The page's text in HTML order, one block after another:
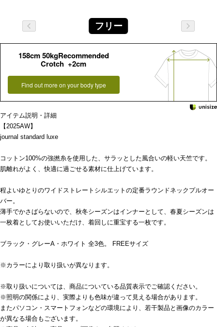
フリー
158cm 50kgRecommended
Crotch +2cm
Find out more on your body type
アイテム説明・詳細
【2025AW】
journal standard luxe
コットン100%の強撚糸を使用した、サラッとした風合いの軽い天竺です。
肌離れがよく、快適に過ごせる素材に仕上げています。
程よいゆとりのワイドストレートシルエットの定番ラウンドネックプルオー
バー。
薄手でかさばらないので、秋冬シーズンはインナーとして、春夏シーズンは
一枚着としてお使いいただけ、着回しに重宝する一枚です。
ブラック・グレーA・ホワイト 全3色。 FREEサイズ
※カラーにより取り扱いが異なります。
※取り扱いについては、商品についている品質表示でご確認ください。
※照明の関係により、実際よりも色味が違って見える場合があります。
またパソコン・スマートフォンなどの環境により、若干製品と画像のカラー
が異なる場合もございます。